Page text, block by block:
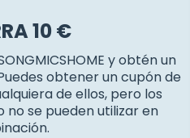
10 €
y obtén un
obtener un cupón de
de ellos, pero los
se pueden utilizar en